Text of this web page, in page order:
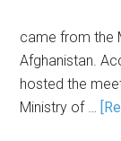
came from the
Afghanistan.
hosted the
Ministry of …